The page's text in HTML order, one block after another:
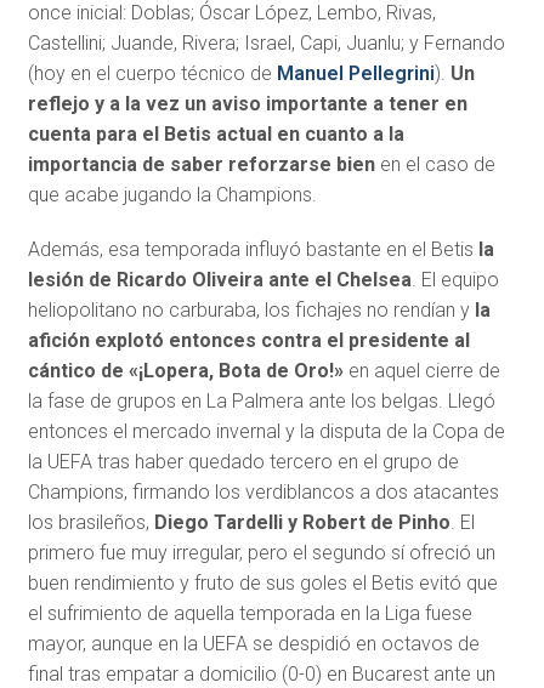
once inicial: Doblas; Óscar López, Lembo, Rivas,
Castellini; Juande, Rivera; Israel, Capi, Juanlu; y Fernando
(hoy en el cuerpo técnico de Manuel Pellegrini). Un
reflejo y a la vez un aviso importante a tener en
cuenta para el Betis actual en cuanto a la
importancia de saber reforzarse bienen el caso de
que acabe jugando la Champions.
Además, esa temporada influyó bastante en el Betis la
lesión de Ricardo Oliveira ante el Chelsea. El equipo
heliopolitano no carburaba, los fichajes no rendían y la
afición explotó entonces contra el presidente al
cántico de «¡Lopera, Bota de Oro!»en aquel cierre de
la fase de grupos en La Palmera ante los belgas. Llegó
entonces el mercado invernal y la disputa de la Copa de
la UEFA tras haber quedado tercero en el grupo de
Champions, firmando los verdiblancos a dos atacantes
los brasileños, Diego Tardelli y Robert de Pinho. El
primero fue muy irregular, pero el segundo sí ofreció un
buen rendimiento y fruto de sus goles el Betis evitó que
el sufrimiento de aquella temporada en la Liga fuese
mayor, aunque en la UEFA se despidió en octavos de
final tras empatar a domicilio (0-0) en Bucarest ante un